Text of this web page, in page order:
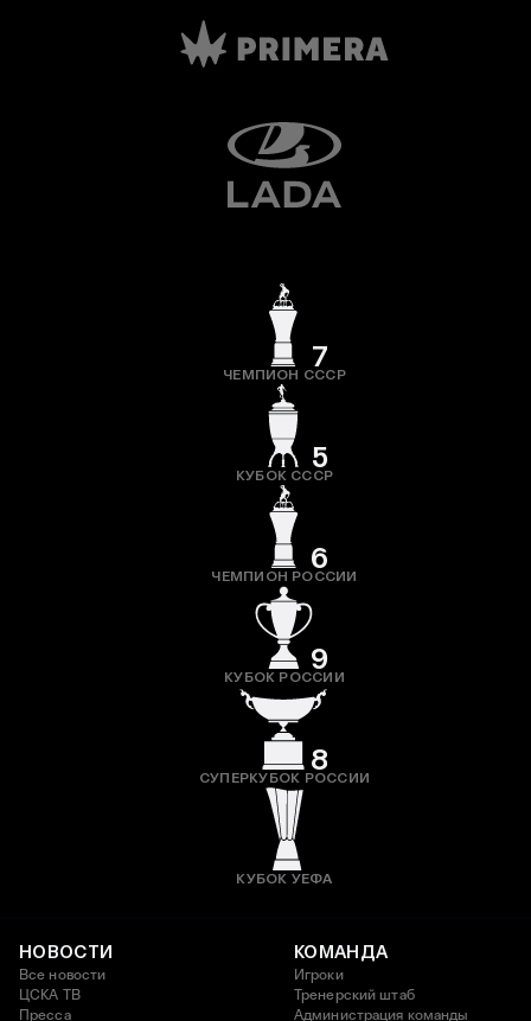
7
ЧЕМПИОН СССР
5
КУБОК СССР
6
ЧЕМПИОН РОССИИ
9
КУБОК РОССИИ
8
СУПЕРКУБОК РОССИИ
КУБОК УЕФА
НОВОСТИ
Все новости
ЦСКА ТВ
Пресса
КОМАНДА
Игроки
Тренерский штаб
Администрация команды